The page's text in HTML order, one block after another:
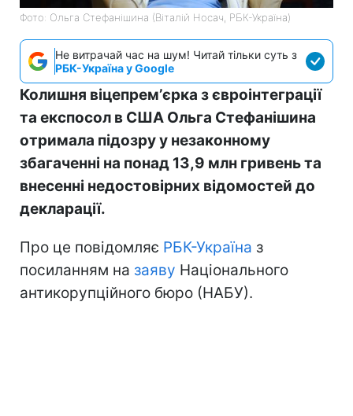
Фото: Ольга Стефанішина (Віталій Носач, РБК-Україна)
Не витрачай час на шум! Читай тільки суть з
РБК-Україна у Google
Колишня віцепремʼєрка з євроінтеграції
та експосол в США Ольга Стефанішина
отримала підозру у незаконному
збагаченні на понад 13,9 млн гривень та
внесенні недостовірних відомостей до
декларації.
Про це повідомляє РБК-Україна з
посиланням на заяву Національного
антикорупційного бюро (НАБУ).